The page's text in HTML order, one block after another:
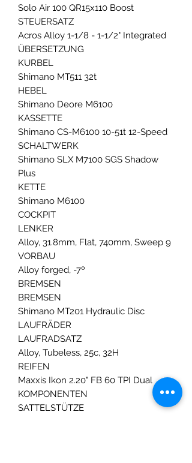
Solo Air 100 QR15x110 Boost
STEUERSATZ
Acros Alloy 1-1/8 - 1-1/2" Integrated
ÜBERSETZUNG
KURBEL
Shimano MT511 32t
HEBEL
Shimano Deore M6100
KASSETTE
Shimano CS-M6100 10-51t 12-Speed
SCHALTWERK
Shimano SLX M7100 SGS Shadow
Plus
KETTE
Shimano M6100
COCKPIT
LENKER
Alloy, 31.8mm, Flat, 740mm, Sweep 9
VORBAU
Alloy forged, -7º
BREMSEN
BREMSEN
Shimano MT201 Hydraulic Disc
LAUFRÄDER
LAUFRADSATZ
Alloy, Tubeless, 25c, 32H
REIFEN
Maxxis Ikon 2.20" FB 60 TPI Dual
KOMPONENTEN
SATTELSTÜTZE